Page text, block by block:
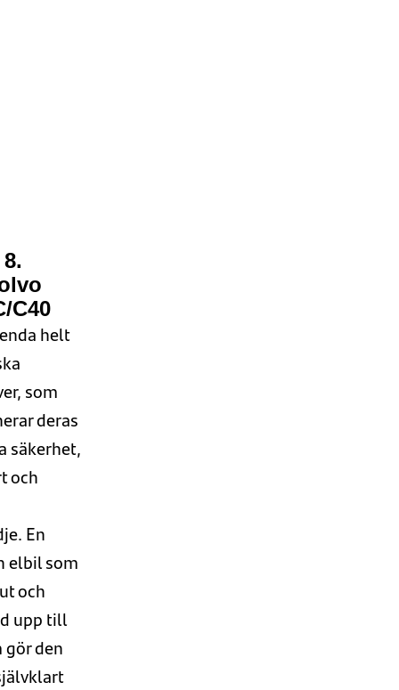
8.
C40
helt
, som
deras
säkerhet,
och
En
elbil som
och
upp till
gör den